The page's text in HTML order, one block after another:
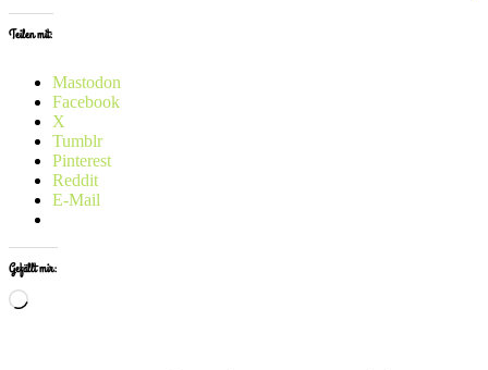
Teilen mit:
Mastodon
Facebook
X
Tumblr
Pinterest
Reddit
E-Mail
Gefällt mir:
Wird